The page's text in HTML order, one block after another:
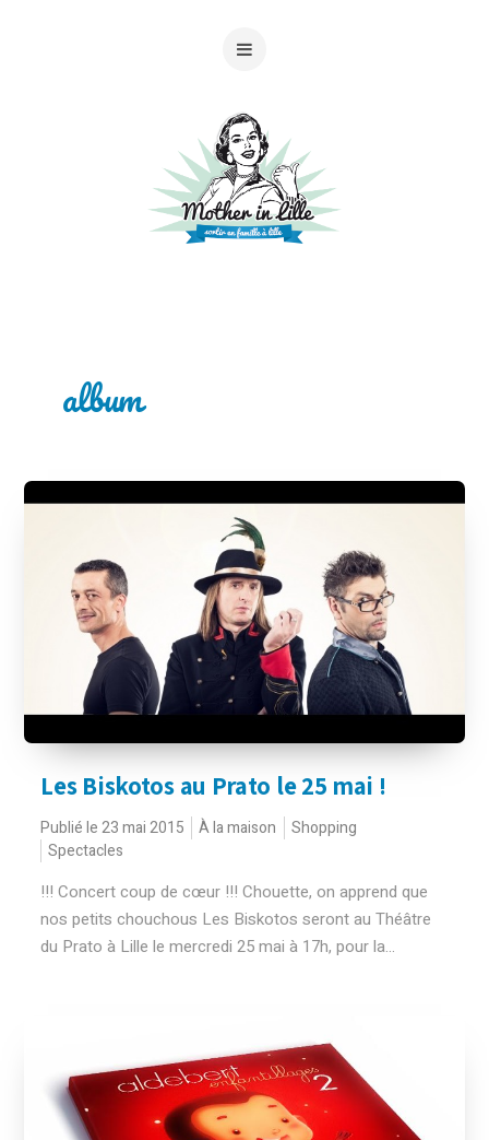
album
Les Biskotos au Prato le 25 mai !
Publié le 23 mai 2015 À la maison
Shopping
Spectacles
!!! Concert coup de cœur !!! Chouette, on apprend que
nos petits chouchous Les Biskotos seront au Théâtre
du Prato à Lille le mercredi 25 mai à 17h, pour la...